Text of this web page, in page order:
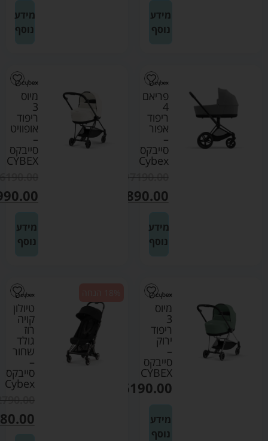
מידע
נוסף
מידע
נוסף
פריאם
4
ריפוד
אפור
–
סייבקס
Cybex
₪7190.00
4890.00
מידע
נוסף
מיוס
3
ריפוד
אופוויט
–
סייבקס
CYBEX
6190.00
מידע
נוסף
מיוס
3
ריפוד
ירוק
–
סייבקס
CYBEX
6190.00
מידע
נוסף
טיולון
קויה
רוז
גולד
שחור
–
סייבקס
Cybex